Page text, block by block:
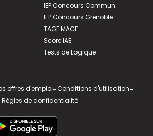
IEP Concours Commun
IEP Concours Grenoble
TAGE MAGE
Score IAE
Tests de Logique
offres d'emploi-Conditions d'utilisation-
Règles de confidentialité